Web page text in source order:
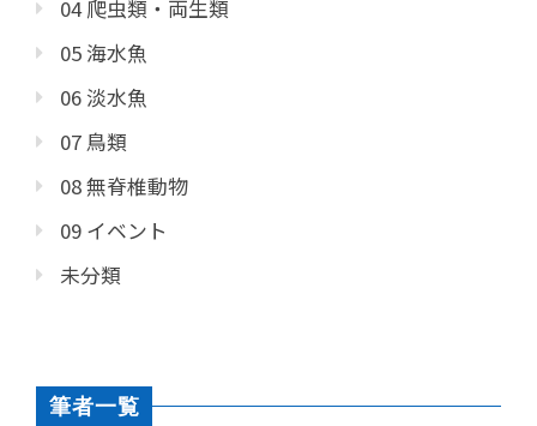
04 爬虫類・両生類
05 海水魚
06 淡水魚
07 鳥類
08 無脊椎動物
09 イベント
未分類
筆者一覧